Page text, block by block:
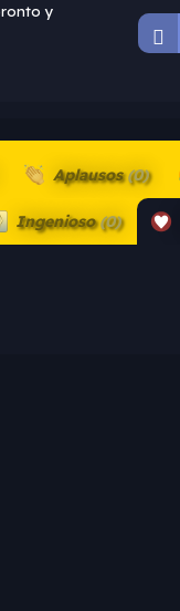
y
Aplausos(0)
Ingenioso(0)